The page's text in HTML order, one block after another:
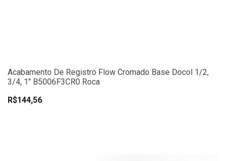
Acabamento De Registro Flow Cromado Base Docol 1/2,
3/4, 1" B5006F3CR0 Roca
R$144,56